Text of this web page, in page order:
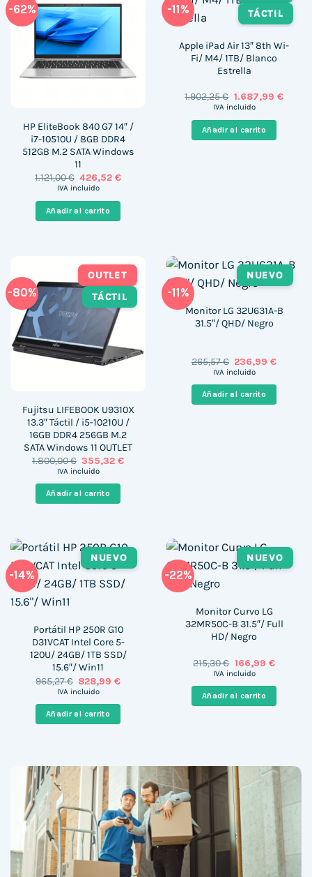
-62%
HP EliteBook 840 G7 14″ /
i7-10510U / 8GB DDR4
512GB M.2 SATA Windows
11
1.121,00€ El
precio
era:
1.121,00 €.
426,52€El
IVA incluido
Añadir al carrito
-11%
TÁCTIL
Apple iPad Air 13″ 8th Wi-
Fi/ M4/ 1TB/ Blanco
Estrella
1.902,25€ El
precio
era:
1.902,25 €.
1.687,99 €El
IVA incluido
Añadir al carrito
-80%
OUTLET
TÁCTIL
Fujitsu LIFEBOOK U9310X
13.3″ Táctil / i5-10210U /
16GB DDR4 256GB M.2
SATA Windows 11 OUTLET
1.800,00€ El
precio
era:
1.800,00 €.
355,32€El
IVA incluido
Añadir al carrito
-11%
NUEVO
Monitor LG 32U631A-B
31.5″/ QHD/ Negro
265,57€ El
precio
era:
265,57 €.
236,99€El
es:
236,99
IVA incluido
Añadir al carrito
-14%
NUEVO
Portátil HP 250R G10
D31VCAT Intel Core 5-
120U/ 24GB/ 1TB SSD/
15.6″/ Win11
965,27€ El
precio
era:
965,27 €.
828,99€El
es:
828,99 €.
IVA incluido
Añadir al carrito
-22%
NUEVO
Monitor Curvo LG
32MR50C-B 31.5″/ Full
HD/ Negro
215,30€ El
precio
era:
215,30 €.
166,99 €El
es:
166,99 €.
IVA incluido
Añadir al carrito